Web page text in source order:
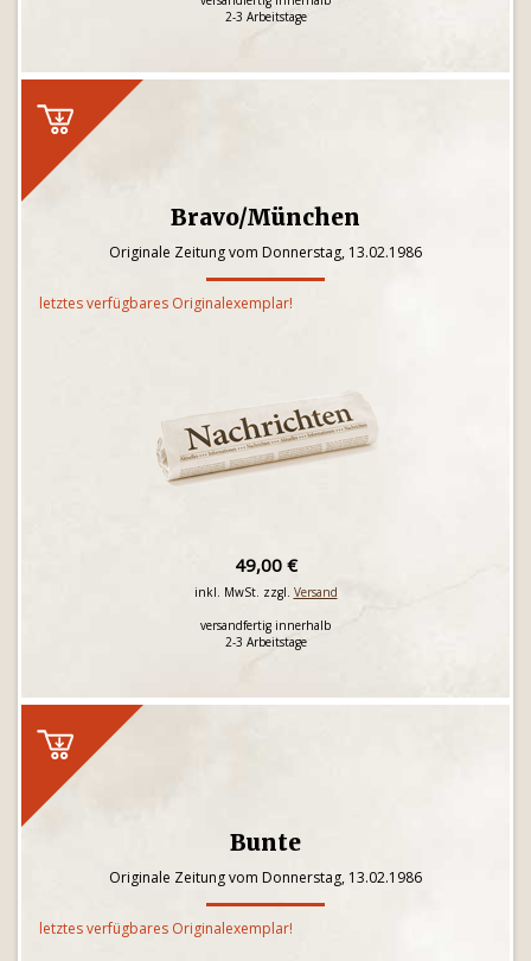
2-3 Arbeitstage
Bravo/München
Originale Zeitung vom Donnerstag, 13.02.1986
letztes verfügbares Originalexemplar!
49,00 €
inkl. MwSt. zzgl. Versand
versandfertig innerhalb
2-3 Arbeitstage
Bunte
Originale Zeitung vom Donnerstag, 13.02.1986
letztes verfügbares Originalexemplar!